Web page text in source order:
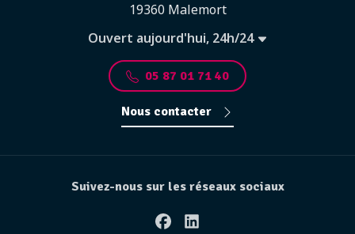
19360 Malemort
Ouvert aujourd'hui, 24h/24
05 87 01 71 40
Nous contacter
Suivez-nous sur les réseaux sociaux
FacebookLinkedin